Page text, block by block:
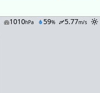
1010hPa 59% 5.77m/s